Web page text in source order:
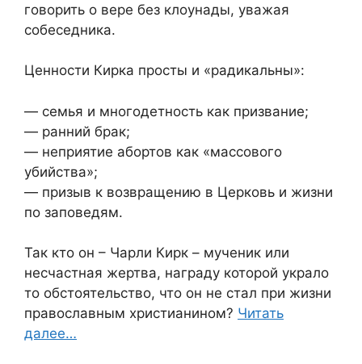
говорить о вере без клоунады, уважая
собеседника.
Ценности Кирка просты и «радикальны»:
— семья и многодетность как призвание;
— ранний брак;
— неприятие абортов как «массового
убийства»;
— призыв к возвращению в Церковь и жизни
по заповедям.
Так кто он – Чарли Кирк – мученик или
несчастная жертва, награду которой украло
то обстоятельство, что он не стал при жизни
православным христианином? Читать
далее…